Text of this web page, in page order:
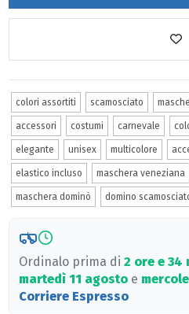
colori assortiti scamosciato
accessori costumi carnevale
elegante unisex multicolore
elastico incluso maschera veneziana
maschera dominò domino
Ordinalo prima di2 ore e 34
martedì 11 agosto e
Corriere Espresso